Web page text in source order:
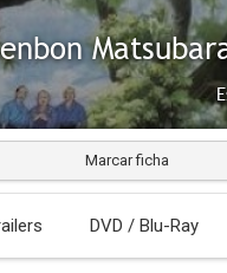
Marcar ficha
DVD / Blu-Ray